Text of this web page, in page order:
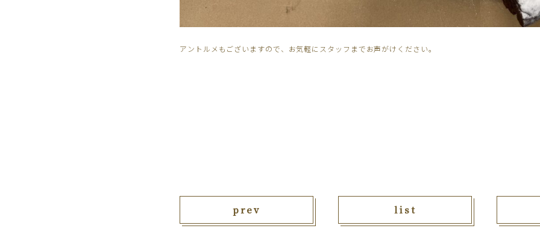
アントルメもございますので、お気軽にスタッフまでお声がけください。
prev list